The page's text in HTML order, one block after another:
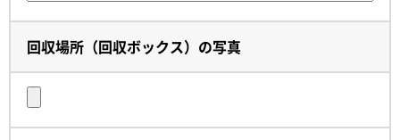
回収場所（回収ボックス）の写真